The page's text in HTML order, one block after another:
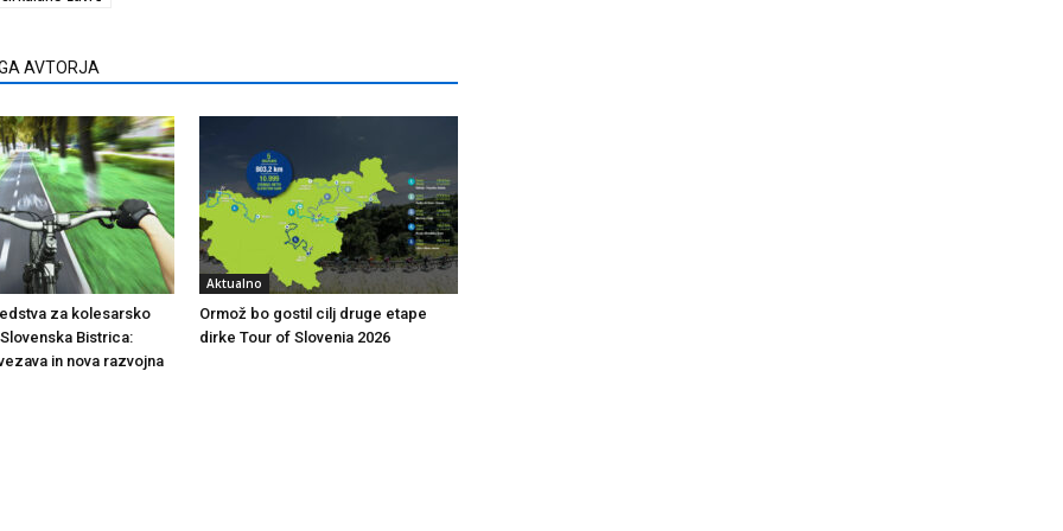
AVTORJA
za kolesarsko
Bistrica:
in nova razvojna
Aktualno
Ormož bo gostil cilj druge etape
dirke Tour of Slovenia 2026